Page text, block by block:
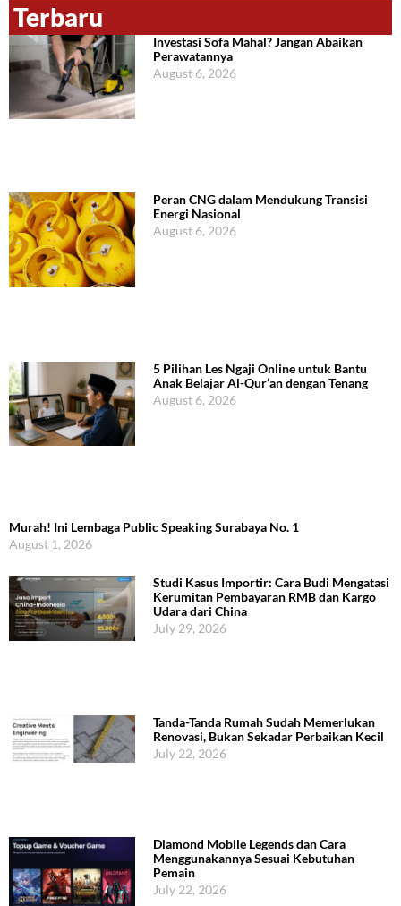
Terbaru
Investasi Sofa Mahal? Jangan Abaikan
Perawatannya
August 6, 2026
Peran CNG dalam Mendukung Transisi
Energi Nasional
August 6, 2026
5 Pilihan Les Ngaji Online untuk Bantu
Anak Belajar Al-Qur’an dengan Tenang
August 6, 2026
Murah! Ini Lembaga Public Speaking Surabaya No. 1
August 1, 2026
Studi Kasus Importir: Cara Budi Mengatasi
Kerumitan Pembayaran RMB dan Kargo
Udara dari China
July 29, 2026
Tanda-Tanda Rumah Sudah Memerlukan
Renovasi, Bukan Sekadar Perbaikan Kecil
July 22, 2026
Diamond Mobile Legends dan Cara
Menggunakannya Sesuai Kebutuhan
Pemain
July 22, 2026